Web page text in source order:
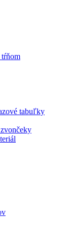
tabuľky